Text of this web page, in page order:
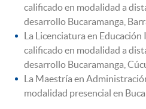
calificado en modalidad a
desarrollo Bucaramanga,
La Licenciatura en
calificado en modalidad a
desarrollo Bucaramanga,
La Maestría en
modalidad presencial en